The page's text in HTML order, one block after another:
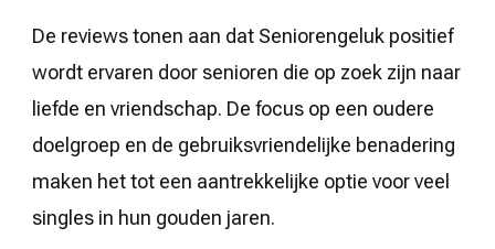
De reviews tonen aan dat Seniorengeluk positief
wordt ervaren door senioren die op zoek zijn naar
liefde en vriendschap. De focus op een oudere
doelgroep en de gebruiksvriendelijke benadering
maken het tot een aantrekkelijke optie voor veel
singles in hun gouden jaren.